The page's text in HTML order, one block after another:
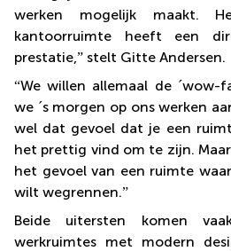
werken mogelijk maakt.
kantoorruimte heeft een
prestatie, ” stelt Gitte Andersen.
“We willen allemaal de ´wow-
we ´s morgen op ons werken
wel dat gevoel dat je een
het prettig vind om te zijn.
het gevoel van een ruimte
wilt wegrennen.”
Beide uitersten komen
werkruimtes met modern